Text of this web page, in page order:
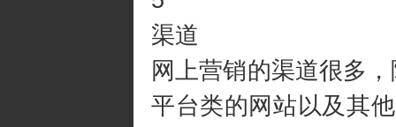
渠道
网上营销的渠道很多
平台类的网站以及其